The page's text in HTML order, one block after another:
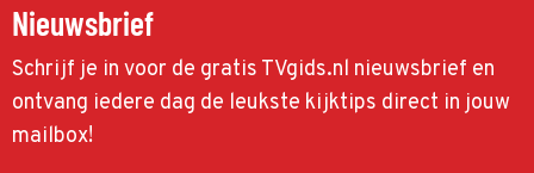
Nieuwsbrief
Schrijf je in voor de gratis TVgids.nl nieuwsbrief en
ontvang iedere dag de leukste kijktips direct in jouw
mailbox!